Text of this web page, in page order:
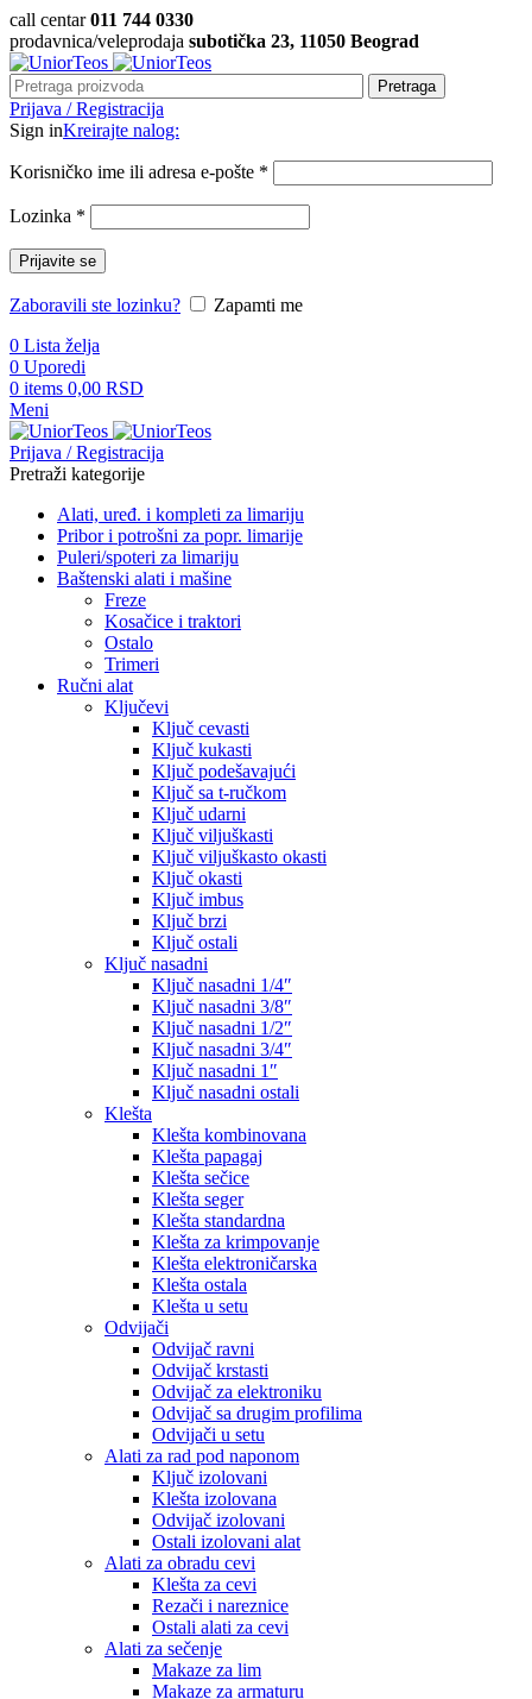
call centar011 744 0330
prodavnica/veleprodaja subotička 23, 11050 Beograd
Pretraga
Prijava / Registracija
Sign inKreirajte nalog:
Korisničko ime ili adresa e-pošte *
Lozinka *
Prijavite se
Zaboravili ste lozinku?
Zapamti me
0 Lista želja
0 Uporedi
0 items 0,00 RSD
Meni
Prijava / Registracija
Pretraži kategorije
Alati, uređ. i kompleti za limariju
Pribor i potrošni za popr. limarije
Puleri/spoteri za limariju
Baštenski alati i mašine
Freze
Kosačice i traktori
Ostalo
Trimeri
Ručni alat
Ključevi
Ključ cevasti
Ključ kukasti
Ključ podešavajući
Ključ sa t-ručkom
Ključ udarni
Ključ viljuškasti
Ključ viljuškasto okasti
Ključ okasti
Ključ imbus
Ključ brzi
Ključ ostali
Ključ nasadni
Ključ nasadni 1/4″
Ključ nasadni 3/8″
Ključ nasadni 1/2″
Ključ nasadni 3/4″
Ključ nasadni 1″
Ključ nasadni ostali
Klešta
Klešta kombinovana
Klešta papagaj
Klešta sečice
Klešta seger
Klešta standardna
Klešta za krimpovanje
Klešta elektroničarska
Klešta ostala
Klešta u setu
Odvijači
Odvijač ravni
Odvijač krstasti
Odvijač za elektroniku
Odvijač sa drugim profilima
Odvijači u setu
Alati za rad pod naponom
Ključ izolovani
Klešta izolovana
Odvijač izolovani
Ostali izolovani alat
Alati za obradu cevi
Klešta za cevi
Rezači i nareznice
Ostali alati za cevi
Alati za sečenje
Makaze za lim
Makaze za armaturu